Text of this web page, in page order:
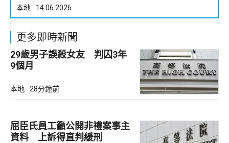
本地 14.06.2026
更多即時新聞
29歲男子誤殺女友 判囚3年
9個月
本地 28分鐘前
屈臣氏員工籲公開非禮案事主
資料 上訴得直判緩刑